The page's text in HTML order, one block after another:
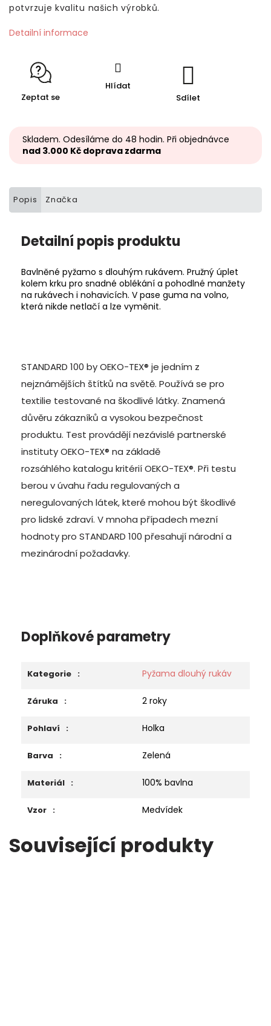
potvrzuje kvalitu našich výrobků.
Detailní informace
Zeptat se
Hlídat
Sdílet
Skladem. Odesíláme do 48 hodin. Při objednávce
nad 3.000 Kč doprava zdarma
Popis Značka
Detailní popis produktu
Bavlněné pyžamo s dlouhým rukávem. Pružný úplet
kolem krku pro snadné oblékání a pohodlné manžety
na rukávech i nohavicích. V pase guma na volno,
která nikde netlačí a lze vyměnit.
STANDARD 100 by OEKO-TEX® je jedním z
nejznámějších štítků na světě. Používá se pro
textilie testované na škodlivé látky. Znamená
důvěru zákazníků a vysokou bezpečnost
produktu. Test provádějí nezávislé partnerské
instituty OEKO-TEX® na základě
rozsáhlého katalogu kritérií OEKO-TEX®. Při testu
berou v úvahu řadu regulovaných a
neregulovaných látek, které mohou být škodlivé
pro lidské zdraví. V mnoha případech mezní
hodnoty pro STANDARD 100 přesahují národní a
mezinárodní požadavky.
Doplňkové parametry
Kategorie : Pyžama dlouhý rukáv
Záruka : 2 roky
Pohlaví : Holka
Barva : Zelená
Materiál : 100% bavlna
Vzor : Medvídek
Související produkty